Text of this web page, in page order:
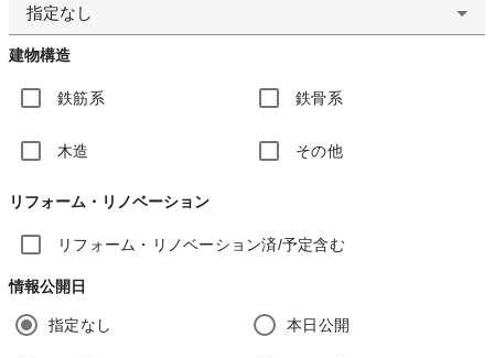
指定なし
建物構造
鉄筋系 鉄骨系
木造 その他
リフォーム・リノベーション
リフォーム・リノベーション済/予定含む
情報公開日
指定なし 本日公開